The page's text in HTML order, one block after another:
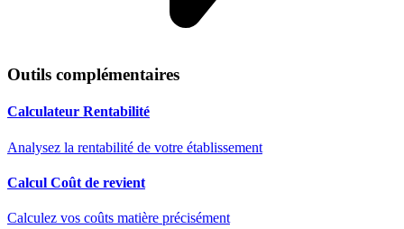
Outils complémentaires
Calculateur Rentabilité
Analysez la rentabilité de votre établissement
Calcul Coût de revient
Calculez vos coûts matière précisément